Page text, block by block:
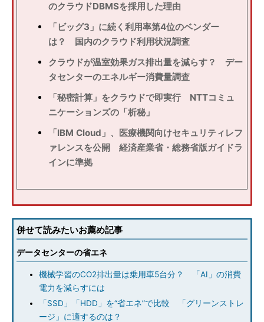
のクラウドDBMSを採用した理由
「ビッグ3」に続く利用率第4位のベンダー
は？ 国内のクラウド利用状況調査
クラウドが温室効果ガス排出量を減らす？ デー
タセンターのエネルギー消費量調査
「秘密計算」をクラウドで即実行 NTTコミュ
ニケーションズの「析秘」
「IBM Cloud」、医療機関向けセキュリティレフ
ァレンスを公開 経済産業省・総務省版ガイドラ
インに準拠
併せて読みたいお薦め記事
データセンターの省エネ
機械学習のCO2排出量は乗用車5台分？ 「AI」の消費
電力を減らすには
「SSD」「HDD」を“省エネ”で比較 「グリーンストレ
ージ」に適するのは？